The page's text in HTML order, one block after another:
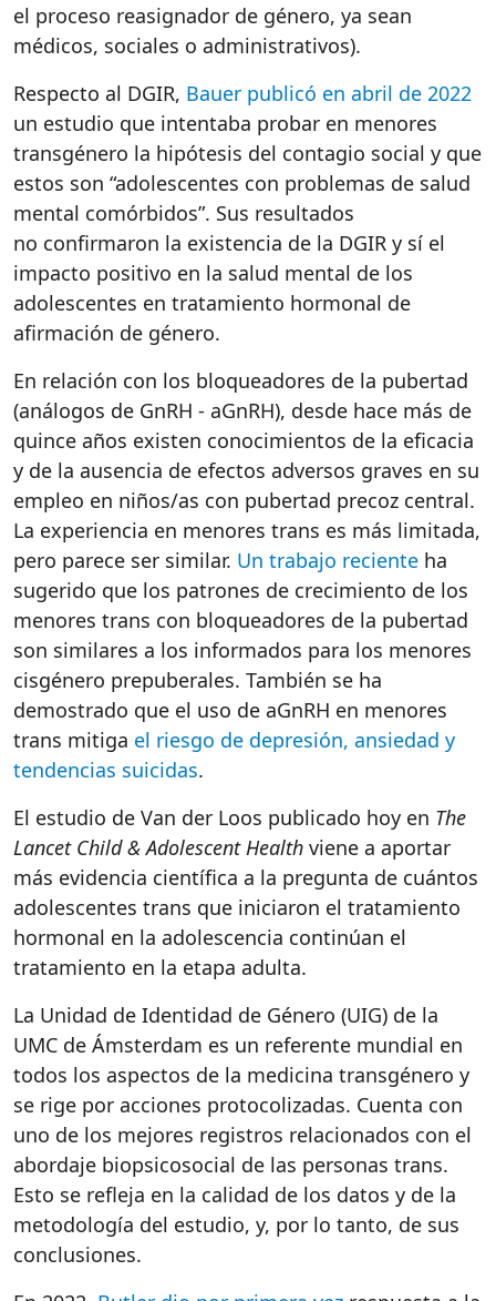
el proceso reasignador de género, ya sean
médicos, sociales o administrativos).
Respecto al DGIR, Bauer publicó en abril de 2022
un estudio que intentaba probar en menores
transgénero la hipótesis del contagio social y que
estos son “adolescentes con problemas de salud
mental comórbidos”. Sus resultados
no confirmaron la existencia de la DGIR y sí el
impacto positivo en la salud mental de los
adolescentes en tratamiento hormonal de
afirmación de género.
En relación con los bloqueadores de la pubertad
(análogos de GnRH - aGnRH), desde hace más de
quince años existen conocimientos de la eficacia
y de la ausencia de efectos adversos graves en su
empleo en niños/as con pubertad precoz central.
La experiencia en menores trans es más limitada,
pero parece ser similar. Un trabajo reciente ha
sugerido que los patrones de crecimiento de los
menores trans con bloqueadores de la pubertad
son similares a los informados para los menores
cisgénero prepuberales. También se ha
demostrado que el uso de aGnRH en menores
trans mitiga el riesgo de depresión, ansiedad y
tendencias suicidas.
El estudio de Van der Loos publicado hoy en The
Lancet Child & Adolescent Health viene a aportar
más evidencia científica a la pregunta de cuántos
adolescentes trans que iniciaron el tratamiento
hormonal en la adolescencia continúan el
tratamiento en la etapa adulta.
La Unidad de Identidad de Género (UIG) de la
UMC de Ámsterdam es un referente mundial en
todos los aspectos de la medicina transgénero y
se rige por acciones protocolizadas. Cuenta con
uno de los mejores registros relacionados con el
abordaje biopsicosocial de las personas trans.
Esto se refleja en la calidad de los datos y de la
metodología del estudio, y, por lo tanto, de sus
conclusiones.